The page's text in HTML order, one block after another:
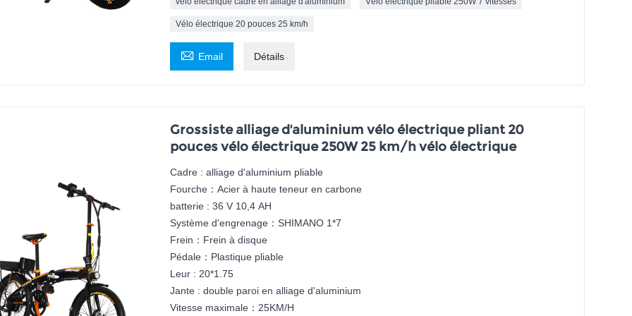
Vélo électrique 20 pouces 25 km/h
 Email Détails
Grossiste alliage d'aluminium vélo électrique pliant 20
pouces vélo électrique 250W 25 km/h vélo électrique
Cadre : alliage d'aluminium pliable
Fourche：Acier à haute teneur en carbone
batterie : 36 V 10,4 AH
Système d'engrenage：SHIMANO 1*7
Frein：Frein à disque
Pédale：Plastique pliable
Leur : 20*1.75
Jante : double paroi en alliage d'aluminium
Vitesse maximale：25KM/H